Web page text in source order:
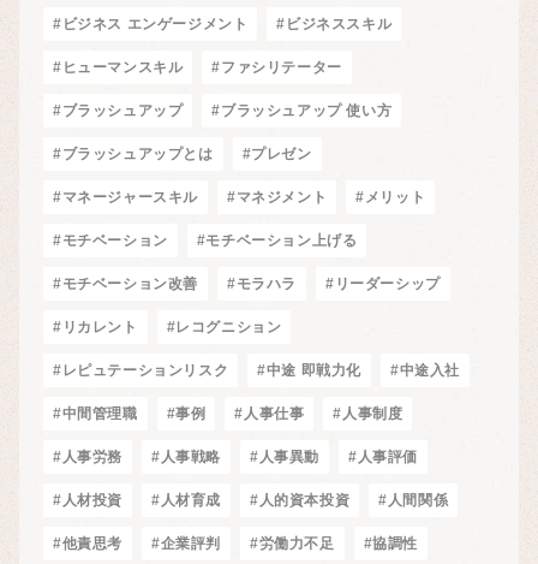
#ビジネス エンゲージメント #ビジネススキル
#ヒューマンスキル #ファシリテーター
#ブラッシュアップ #ブラッシュアップ 使い方
#ブラッシュアップとは #プレゼン
#マネージャースキル #マネジメント #メリット
#モチベーション #モチベーション上げる
#モチベーション改善 #モラハラ #リーダーシップ
#リカレント #レコグニション
#レピュテーションリスク #中途 即戦力化 #中途入社
#中間管理職 #事例 #人事仕事 #人事制度
#人事労務 #人事戦略 #人事異動 #人事評価
#人材投資 #人材育成 #人的資本投資 #人間関係
#他責思考 #企業評判 #労働力不足 #協調性